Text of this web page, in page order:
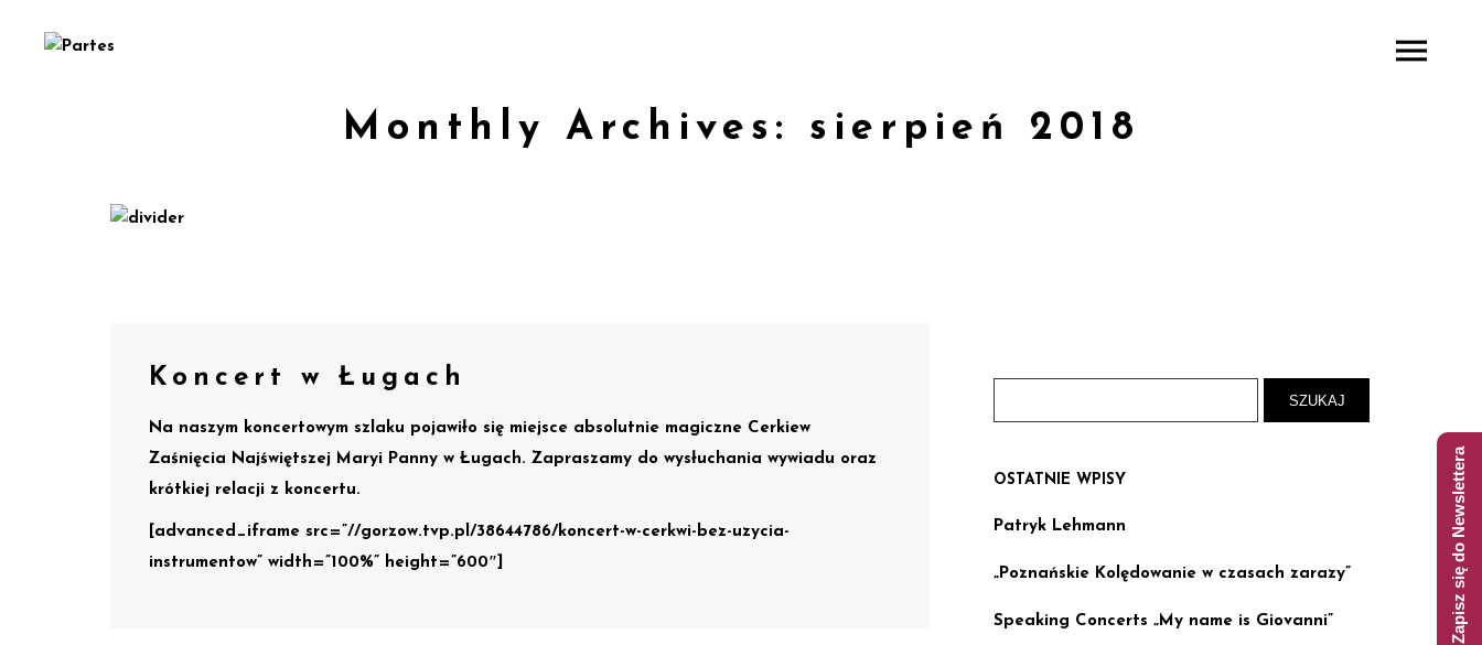
Monthly Archives: sierpień 2018
Koncert w Ługach
Na naszym koncertowym szlaku pojawiło się miejsce absolutnie magiczne Cerkiew
Zaśnięcia Najświętszej Maryi Panny w Ługach. Zapraszamy do wysłuchania wywiadu oraz
krótkiej relacji z koncertu.
[advanced_iframe src=”//gorzow.tvp.pl/38644786/koncert-w-cerkwi-bez-uzycia-
instrumentow” width=”100%” height=”600″]
OSTATNIE WPISY
Patryk Lehmann
„Poznańskie Kolędowanie w czasach zarazy”
Speaking Concerts „My name is Giovanni” Zapisz się do Newslettera